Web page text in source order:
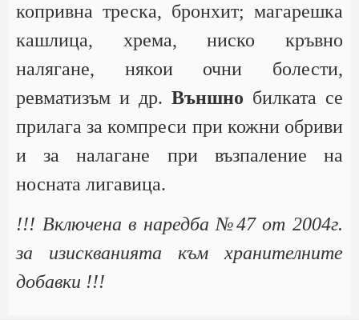
копривна треска, бронхит; магарешка
кашлица, хрема, ниско кръвно
налягане, някои очни болести,
ревматизъм и др. Външно билката се
прилага за компреси при кожни обриви
и за налагане при възпаление на
носната лигавица.
!!! Включена в наредба №47 от 2004г.
за изискванията към хранителните
добавки !!!